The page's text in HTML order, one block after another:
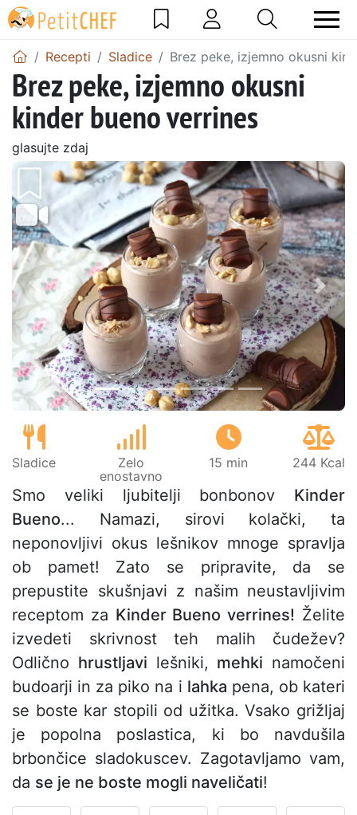
Recepti Sladice Brez peke, izjemno okusni
Brez peke, izjemno okusni
kinder bueno verrines
glasujte zdaj
Prejšnji
Sladice
Zelo
enostavno
15 min 244 Kcal
Smo veliki ljubitelji bonbonov Kinder
Bueno... Namazi, sirovi kolački, ta
neponovljivi okus lešnikov mnoge spravlja
ob pamet! Zato se pripravite, da se
prepustite skušnjavi z našim neustavljivim
receptom za Kinder Bueno verrines! Želite
izvedeti skrivnost teh malih čudežev?
Odlično hrustljavi lešniki, mehki namočeni
budoarji in za piko na i lahka pena, ob kateri
se boste kar stopili od užitka. Vsako grižljaj
je popolna poslastica, ki bo navdušila
brbončice sladokuscev. Zagotavljamo vam,
da se je ne boste mogli naveličati!